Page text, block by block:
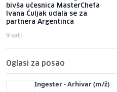
bivša učesnica MasterChefa
Ivana Čuljak udala se za
partnera Argentinca
9 sati
Oglasi za posao
Ingester - Arhivar (m/ž)